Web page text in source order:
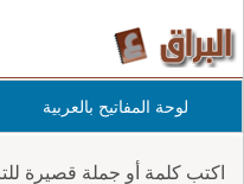
لوحة المفاتيح بالعربية
اكتب كلمة أو جملة قصيرة